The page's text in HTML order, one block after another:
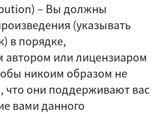
– Вы должны
(указывать
в порядке,
автором или лицензиаром
никоим образом не
что они поддерживают вас
вами данного